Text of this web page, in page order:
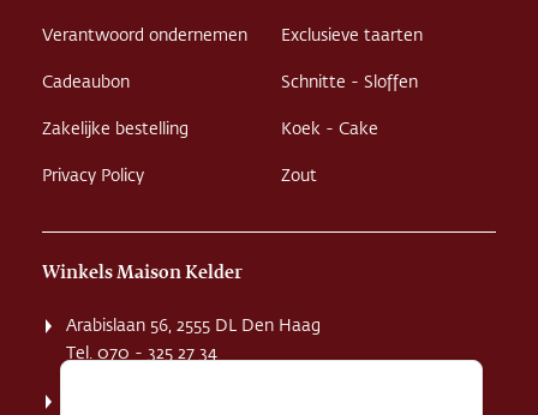
Verantwoord ondernemen
Cadeaubon
Zakelijke bestelling
Privacy Policy
Exclusieve taarten
Schnitte - Sloffen
Koek - Cake
Zout
Winkels Maison Kelder
Arabislaan 56, 2555 DL Den Haag
Tel. 070 - 325 27 34